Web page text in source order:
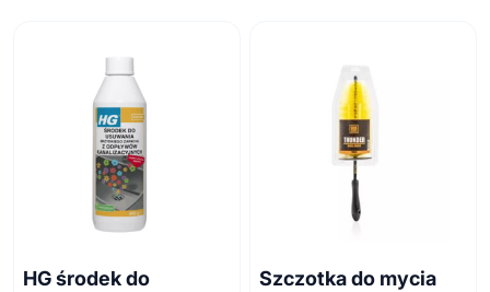
HG środek do
Szczotka do mycia